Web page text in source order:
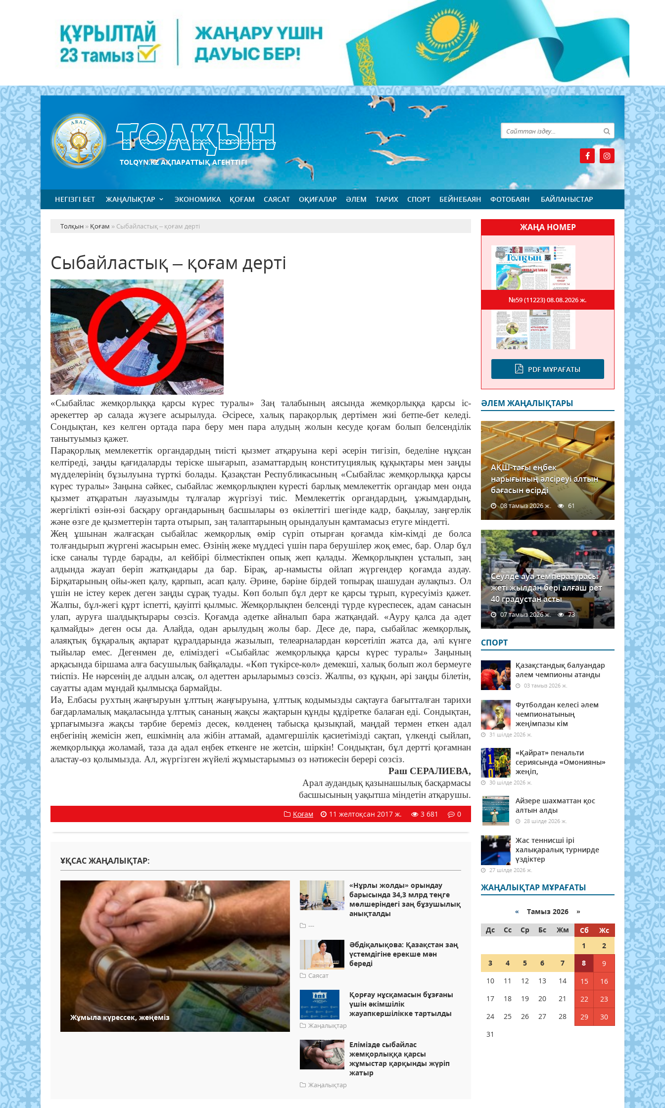
TOLQYN.KZ АҚПАРАТТЫҚ АГЕНТТІГІ
НЕГІЗГІ БЕТ ЖАҢАЛЫҚТАР ЭКОНОМИКА ҚОҒАМ САЯСАТ ОҚИҒАЛАР ӘЛЕМ ТАРИХ СПОРТ БЕЙНЕБАЯН ФОТОБАЯН БАЙЛАНЫСТАР
Толқын » Қоғам » Сыбайластық – қоғам дерті
Сыбайластық – қоғам дерті
«Сыбайлас жемқорлыққа қарсы күрес туралы» Заң талабының аясында жемқорлыққа қарсы іс-
әрекеттер әр салада жүзеге асырылуда. Әсіресе, халық парақорлық дертімен жиі бетпе-бет келеді.
Сондықтан, кез келген ортада пара беру мен пара алудың жолын кесуде қоғам болып белсенділік
танытуымыз қажет.
Парақорлық мемлекеттік органдардың тиісті қызмет атқаруына кері әсерін тигізіп, беделіне нұқсан
келтіреді, заңды қағидаларды теріске шығарып, азаматтардың конституциялық құқықтары мен заңды
мүдделерінің бұзылуына түрткі болады. Қазақстан Республикасының «Сыбайлас жемқорлыққа қарсы
күрес туралы» Заңына сәйкес, сыбайлас жемқорлықпен күресті барлық мемлекеттік органдар мен онда
қызмет атқаратын лауазымды тұлғалар жүргізуі тиіс. Мемлекеттік органдардың, ұжымдардың,
жергілікті өзін-өзі басқару органдарының басшылары өз өкілеттігі шегінде кадр, бақылау, заңгерлік
және өзге де қызметтерін тарта отырып, заң талаптарының орындалуын қамтамасыз етуге міндетті.
Жең ұшынан жалғасқан сыбайлас жемқорлық өмір сүріп отырған қоғамда кім-кімді де болса
толғандырып жүргені жасырын емес.Өзінің жеке мүддесі үшін пара берушілер жоқ емес, бар. Олар бұл
іске саналы түрде барады, ал кейбірі білместікпен опық жеп қалады. Жемқорлықпен ұсталып, заң
алдында жауап беріп жатқандары да бар. Бірақ, ар-намысты ойлап жүргендер қоғамда аздау.
Бірқатарының ойы-жеп қалу, қарпып, асап қалу. Әрине, бәріне бірдей топырақ шашудан аулақпыз. Ол
үшін не істеу керек деген заңды сұрақ туады. Көп болып бұл дерт ке қарсы тұрып, күресуіміз қажет.
Жалпы, бұл-жегі құрт іспетті, қауіпті қылмыс. Жемқорлықпен белсенді түрде күреспесек, адам санасын
улап, ауруға шалдықтырары сөзсіз. Қоғамда әдетке айналып бара жатқандай. «Ауру қалса да әдет
қалмайды» деген осы да. Алайда, одан арылудың жолы бар. Десе де, пара, сыбайлас жемқорлық,
алаяқтық бұқаралық ақпарат құралдарында жазылып, телеарналардан көрсетіліп жатса да, әлі күнге
тыйылар емес. Дегенмен де, еліміздегі «Сыбайлас жемқорлыққа қарсы күрес туралы» Заңының
арқасында біршама алға басушылық байқалады. «Көп түкірсе-көл» демекші, халық болып жол бермеуге
тиіспіз. Не нәрсенің де алдын алсақ, ол әдеттен арыларымыз сөзсіз. Жалпы, өз құқын, әрі заңды білетін,
сауатты адам мұндай қылмысқа бармайды.
Иә, Елбасы рухтың жаңғыруын ұлттың жаңғыруына, ұлттық кодымызды сақтауға бағытталған тарихи
бағдарламалық мақаласында ұлттық сананың жақсы жақтарын құнды құдіретке балаған еді. Сондықтан,
ұрпағымызға жақсы тәрбие береміз десек, көлденең табысқа қызықпай, маңдай термен еткен адал
еңбегінің жемісін жеп, ешкімнің ала жібін аттамай, адамгершілік қасиетімізді сақтап, үлкенді сыйлап,
жемқорлыққа жоламай, таза да адал еңбек еткенге не жетсін, шіркін! Сондықтан, бұл дертті қоғамнан
аластау-өз қолымызда. Ал, жүргізген жүйелі жұмыстарымыз өз нәтижесін берері сөзсіз.
Раш СЕРАЛИЕВА,
Арал аудандық қазынашылық басқармасы
басшысының уақытша міндетін атқарушы.
Қоғам 11 желтоқсан 2017 ж. 3 681 0
ҰҚСАС ЖАҢАЛЫҚТАР:
Жұмыла күрессек, жеңеміз
«Нұрлы жолды» орындау
барысында 34,3 млрд теңге
мөлшеріндегі заң бұзушылық
анықталды
---
Әбдіқалықова: Қазақстан заң
үстемдігіне ерекше мән
береді
Саясат
Қорғау нұсқамасын бұзғаны
үшін әкімшілік
жауапкершілікке тартылды
Жаңалықтар
Елімізде сыбайлас
жемқорлыққа қарсы
жұмыстар қарқынды жүріп
жатыр
Жаңалықтар
ЖАҢА НОМЕР
PDF МҰРАҒАТЫ
№59 (11223)08.08.2026 ж.
ӘЛЕМ ЖАҢАЛЫҚТАРЫ
АҚШ-тағы еңбек
нарығының әлсіреуі алтын
бағасын өсірді
08 тамыз 2026 ж. 61
Сеулде ауа температурасы
жеті жылдан бері алғаш рет
40 градустан асты
07 тамыз 2026 ж. 73
СПОРТ
Қазақстандық балуандар
әлем чемпионы атанды
03 тамыз 2026 ж.
Футболдан келесі әлем
чемпионатының
жеңімпазы кім
31 шілде 2026 ж.
«Қайрат» пенальти
сериясында «Омонияны»
жеңіп,
30 шілде 2026 ж.
Айзере шахматтан қос
алтын алды
28 шілде 2026 ж.
Жас теннисші ірі
халықаралық турнирде
үздіктер
27 шілде 2026 ж.
ЖАҢАЛЫҚТАР МҰРАҒАТЫ
« Тамыз 2026 »
Дс
Сс Ср Бс Жм Сб
Жс
1
2
3
4 5 6 7 8
9
10
11 12 13 14 15
16
17
18 19 20 21 22
23
24
25 26 27 28 29
30
31